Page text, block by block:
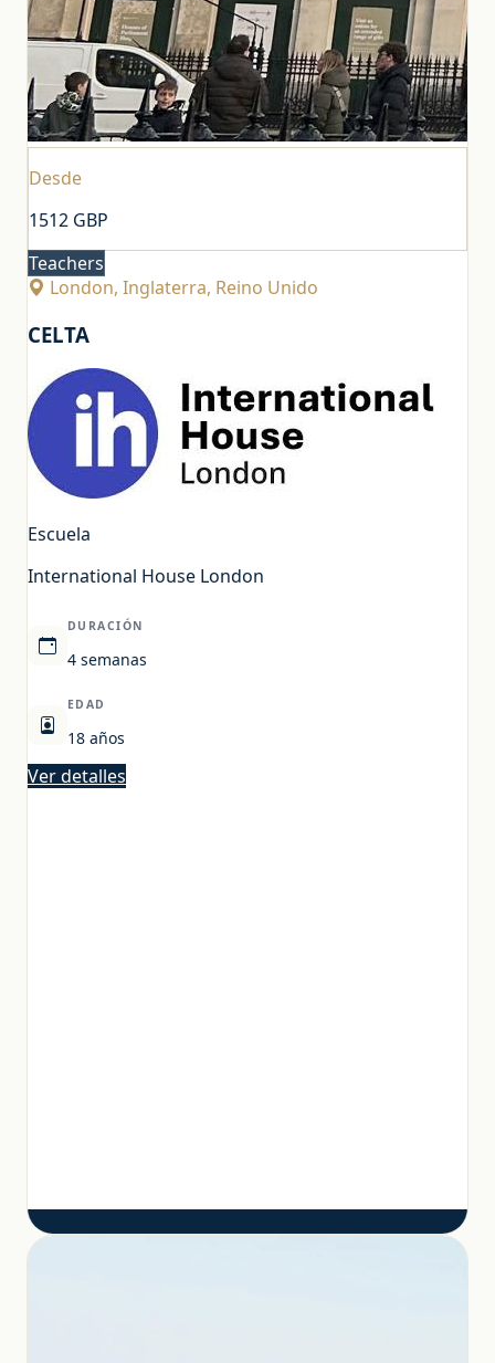
Desde
1512 GBP
Teachers
London, Inglaterra, Reino Unido
CELTA
Escuela
International House London
DURACIÓN
4 semanas
EDAD
18 años
Ver detalles